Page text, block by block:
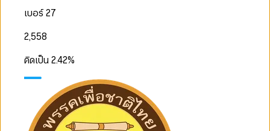
เบอร์ 27
2,558
คิดเป็น2.42%